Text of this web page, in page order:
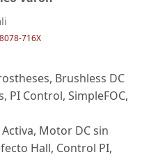
716X
Brushless DC
PI Control, SimpleFOC,
Motor DC sin
Hall, Control PI,